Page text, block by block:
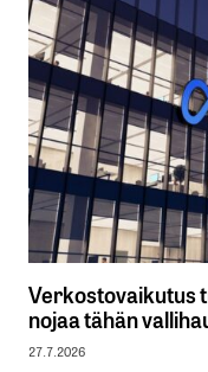
Verkostovaikutus
nojaa tähän
27.7.2026